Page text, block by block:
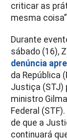
criticar as
mesma
Durante
sábado (16),
denúncia
da República
Justiça (STJ)
ministro
Federal
de que a
continuará